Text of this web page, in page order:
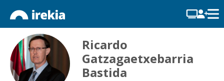
Ricardo
Gatzagaetxebarria
Bastida